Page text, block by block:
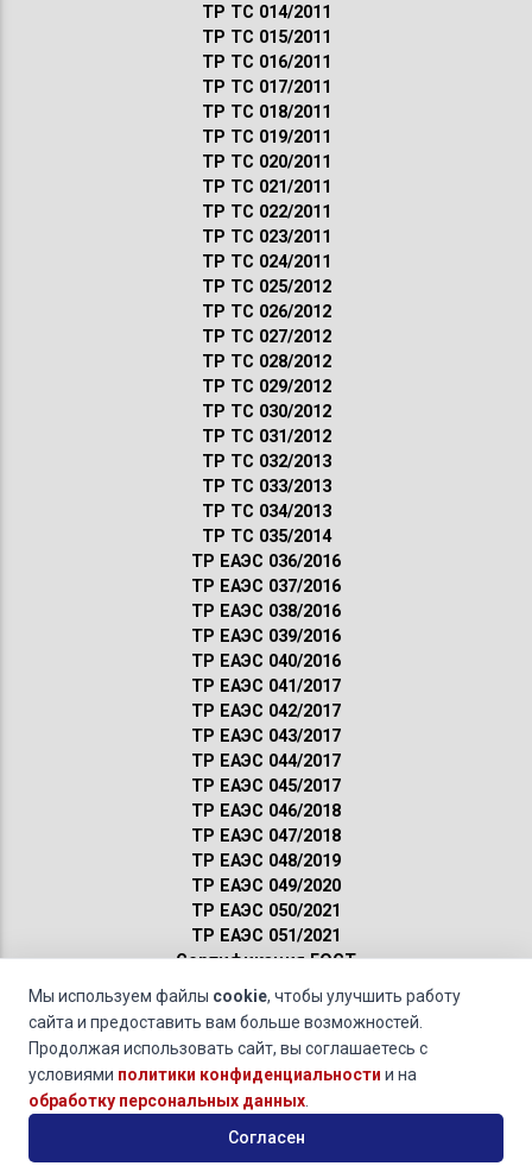
ТР ТС 014/2011
ТР ТС 015/2011
ТР ТС 016/2011
ТР ТС 017/2011
ТР ТС 018/2011
ТР ТС 019/2011
ТР ТС 020/2011
ТР ТС 021/2011
ТР ТС 022/2011
ТР ТС 023/2011
ТР ТС 024/2011
ТР ТС 025/2012
ТР ТС 026/2012
ТР ТС 027/2012
ТР ТС 028/2012
ТР ТС 029/2012
ТР ТС 030/2012
ТР ТС 031/2012
ТР ТС 032/2013
ТР ТС 033/2013
ТР ТС 034/2013
ТР ТС 035/2014
ТР ЕАЭС 036/2016
ТР ЕАЭС 037/2016
ТР ЕАЭС 038/2016
ТР ЕАЭС 039/2016
ТР ЕАЭС 040/2016
ТР ЕАЭС 041/2017
ТР ЕАЭС 042/2017
ТР ЕАЭС 043/2017
ТР ЕАЭС 044/2017
ТР ЕАЭС 045/2017
ТР ЕАЭС 046/2018
ТР ЕАЭС 047/2018
ТР ЕАЭС 048/2019
ТР ЕАЭС 049/2020
ТР ЕАЭС 050/2021
ТР ЕАЭС 051/2021
Сертификация ГОСТ
Санитарные нормы
Пожарные нормы
Строительные изделия »
Сертификация анкеров и крепежных изделий
© 2011-2026 · Обращаясь к нам, вы даете своесогласие на
обработку персональных данных
Мы используем файлы cookie, чтобы улучшить работу
сайта и предоставить вам больше возможностей.
Продолжая использовать сайт, вы соглашаетесь с
условиями политики конфиденциальности и на
обработку персональных данных
Согласен